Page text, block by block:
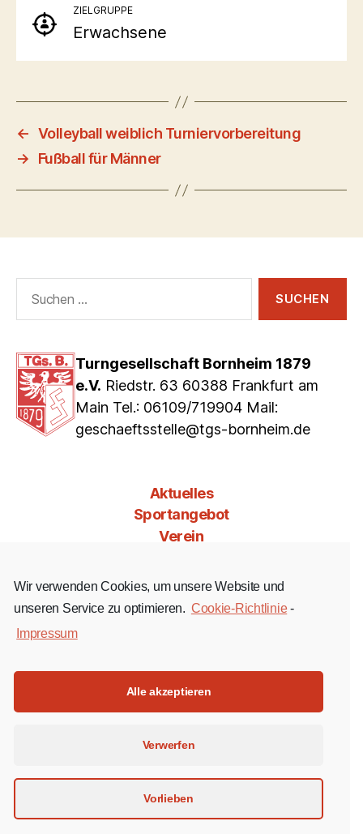
ZIELGRUPPE
Erwachsene
← Volleyball weiblich Turniervorbereitung
→
Fußball für Männer
Turngesellschaft Bornheim 1879
e.V. Riedstr. 63 60388 Frankfurt am
Main Tel.: 06109/719904 Mail:
geschaeftsstelle@tgs-bornheim.de
nach:
Aktuelles
Sportangebot
Verein
Jobs & Co
Kontakt
Facebook Instagram YouTube
© 2026 Turngesellschaft Bornheim 1879 e.V.
Impressum
Cookie-Richtlinie (EU)
Wir verwenden Cookies, um unsere Website und
unseren Service zu optimieren. Cookie-Richtlinie-
Impressum
Alle akzeptieren
Verwerfen
Vorlieben